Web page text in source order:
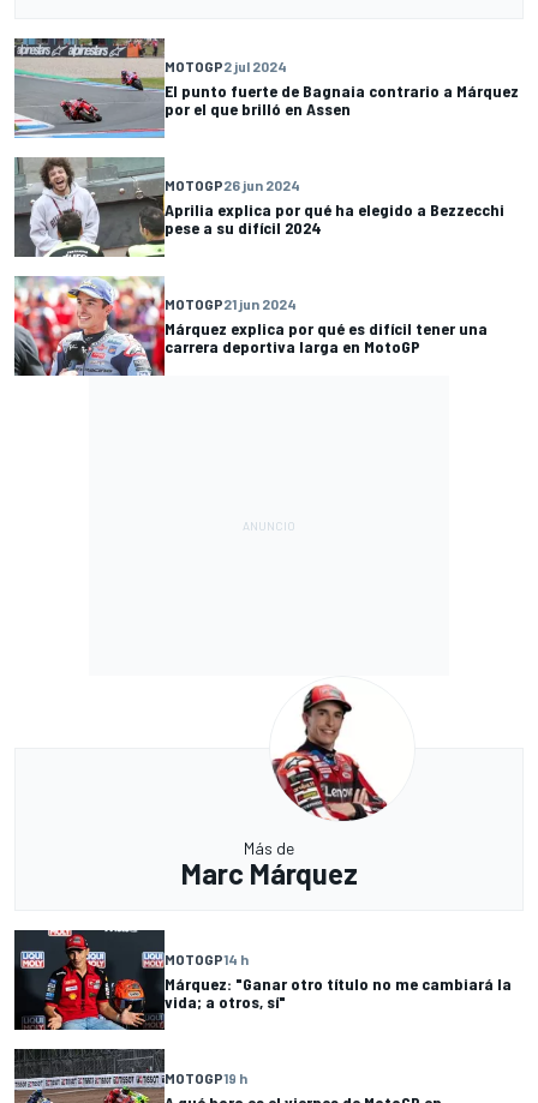
MOTOGP2 jul 2024
El punto fuerte de Bagnaia contrario a Márquez
por el que brilló en Assen
MOTOGP26 jun 2024
Aprilia explica por qué ha elegido a Bezzecchi
pese a su difícil 2024
MOTOGP21 jun 2024
Márquez explica por qué es difícil tener una
carrera deportiva larga en MotoGP
Más de
Marc Márquez
MOTOGP14 h
Márquez: "Ganar otro título no me cambiará la
vida; a otros, sí"
MOTOGP19 h